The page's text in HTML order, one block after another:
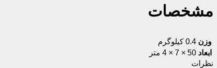
مشخصات
وزن 0.4 کیلوگرم
ابعاد 50 × 7 × 4 متر
نظرات